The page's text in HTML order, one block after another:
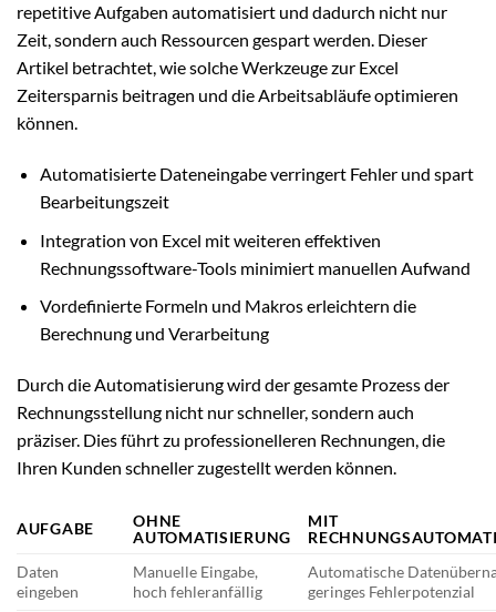
repetitive Aufgaben automatisiert und dadurch nicht nur
Zeit, sondern auch Ressourcen gespart werden. Dieser
Artikel betrachtet, wie solche Werkzeuge zur Excel
Zeitersparnis beitragen und die Arbeitsabläufe optimieren
können.
Automatisierte Dateneingabe verringert Fehler und spart
Bearbeitungszeit
Integration von Excel mit weiteren effektiven
Rechnungssoftware-Tools minimiert manuellen Aufwand
Vordefinierte Formeln und Makros erleichtern die
Berechnung und Verarbeitung
Durch die Automatisierung wird der gesamte Prozess der
Rechnungsstellung nicht nur schneller, sondern auch
präziser. Dies führt zu professionelleren Rechnungen, die
Ihren Kunden schneller zugestellt werden können.
AUFGABE
OHNE
AUTOMATISIERUNG
MIT
Daten
eingeben
Manuelle Eingabe,
hoch fehleranfällig
Automatische
geringes Fehlerpotenzial